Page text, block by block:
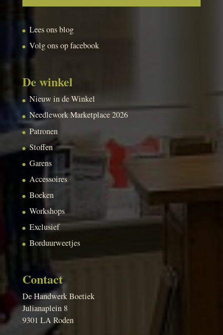
Lees ons blog
Volg ons op facebook
De winkel
Nieuw in de Winkel
Needlework Marketplace 2026
Patronen
Stoffen
Garens
Accessoires
Boeken
Workshops
Exclusief
Borduurweetjes
Contact
De Handwerk Boetiek
Julianaplein 8
9301 LA Roden